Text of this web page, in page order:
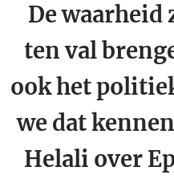
De
ten val
ook het
we dat
Helali over